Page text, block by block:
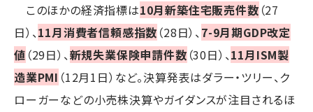
このほかの経済指標は10月新築住宅販売件数 （27
日）、11月消費者信頼感指数 （28日）、 7-9月期GDP改定
値 （29日）、新規失業保険申請件数 （30日）、11月ISM製
造業PMI （12月1日）など。決算発表はダラー・ツリー、ク
ローガーなどの小売株決算やガイダンスが注目されるほ